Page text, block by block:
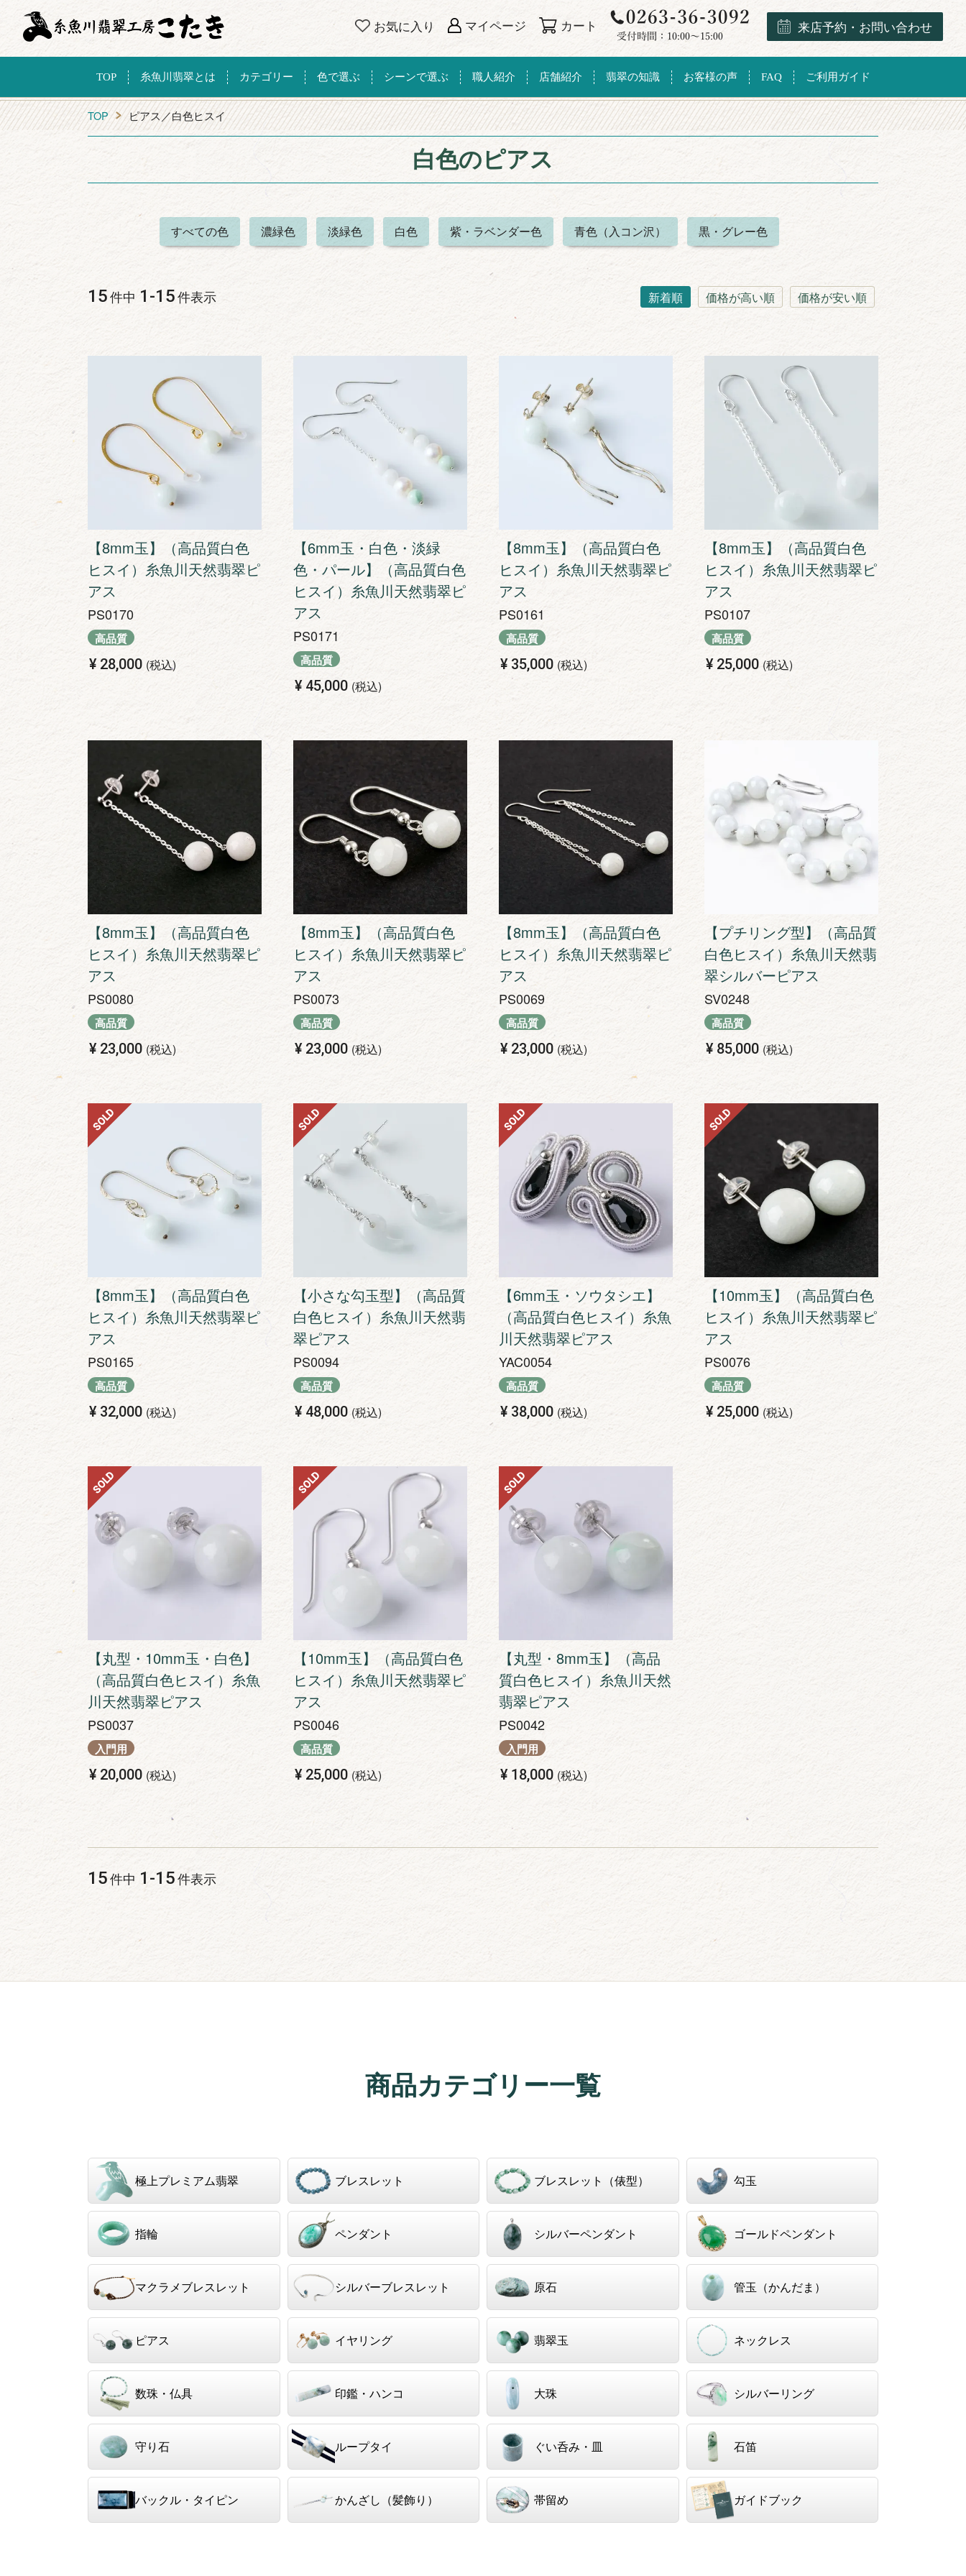
お気に入り マイページ カート 来店予約・お問い合わせ
TOP 糸魚川翡翠とは カテゴリー 色で選ぶ シーンで選ぶ 職人紹介 店舗紹介 翡翠の知識 お客様の声 FAQ ご利用ガイド
TOP ピアス／白色ヒスイ
白色のピアス
すべての色 濃緑色 淡緑色 白色 紫・ラベンダー色 青色（入コン沢） 黒・グレー色
新着順 価格が高い順 価格が安い順
15件中 1 -15件表示
【8mm玉】（高品質白色
ヒスイ）糸魚川天然翡翠ピ
アス
PS0170
高品質
¥ 28,000 税込
【6mm玉・白色・淡緑
色・パール】（高品質白色
ヒスイ）糸魚川天然翡翠ピ
アス
PS0171
高品質
¥ 45,000 税込
【8mm玉】（高品質白色
ヒスイ）糸魚川天然翡翠ピ
アス
PS0161
高品質
¥ 35,000 税込
【8mm玉】（高品質白色
ヒスイ）糸魚川天然翡翠ピ
アス
PS0107
高品質
¥ 25,000 税込
【8mm玉】（高品質白色
ヒスイ）糸魚川天然翡翠ピ
アス
PS0080
高品質
¥ 23,000 税込
【8mm玉】（高品質白色
ヒスイ）糸魚川天然翡翠ピ
アス
PS0073
高品質
¥ 23,000 税込
【8mm玉】（高品質白色
ヒスイ）糸魚川天然翡翠ピ
アス
PS0069
高品質
¥ 23,000 税込
【プチリング型】（高品質
白色ヒスイ）糸魚川天然翡
翠シルバーピアス
SV0248
高品質
¥ 85,000 税込
【8mm玉】（高品質白色
ヒスイ）糸魚川天然翡翠ピ
アス
PS0165
高品質
¥ 32,000 税込
SOLD
【小さな勾玉型】（高品質
白色ヒスイ）糸魚川天然翡
翠ピアス
PS0094
高品質
¥ 48,000 税込
SOLD
【6mm玉・ソウタシエ】
（高品質白色ヒスイ）糸魚
川天然翡翠ピアス
YAC0054
高品質
¥ 38,000 税込
SOLD
【10mm玉】（高品質白色
ヒスイ）糸魚川天然翡翠ピ
アス
PS0076
高品質
¥ 25,000 税込
SOLD
【丸型・10mm玉・白色】
（高品質白色ヒスイ）糸魚
川天然翡翠ピアス
PS0037
入門用
¥ 20,000 税込
SOLD
【10mm玉】（高品質白色
ヒスイ）糸魚川天然翡翠ピ
アス
PS0046
高品質
¥ 25,000 税込
SOLD
【丸型・8mm玉】（高品
質白色ヒスイ）糸魚川天然
翡翠ピアス
PS0042
入門用
¥ 18,000 税込
SOLD
15件中 1 -15件表示
商品カテゴリー一覧
極上プレミアム翡翠 ブレスレット ブレスレット（俵型） 勾玉
指輪 ペンダント シルバーペンダント ゴールドペンダント
マクラメブレスレット シルバーブレスレット 原石 管玉（かんだま）
ピアス イヤリング 翡翠玉 ネックレス
数珠・仏具 印鑑・ハンコ 大珠 シルバーリング
守り石 ループタイ ぐい呑み・皿 石笛
バックル・タイピン かんざし（髪飾り） 帯留め ガイドブック